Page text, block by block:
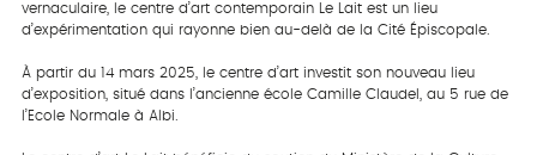
vernaculaire, le centre d’art contemporain Le Lait est un lieu
d’expérimentation qui rayonne bien au-delà de la Cité Épiscopale.
À partir du 14 mars 2025, le centre d’art investit son nouveau lieu
d’exposition, situé dans l’ancienne école Camille Claudel, au 5 rue de
l’Ecole Normale à Albi.